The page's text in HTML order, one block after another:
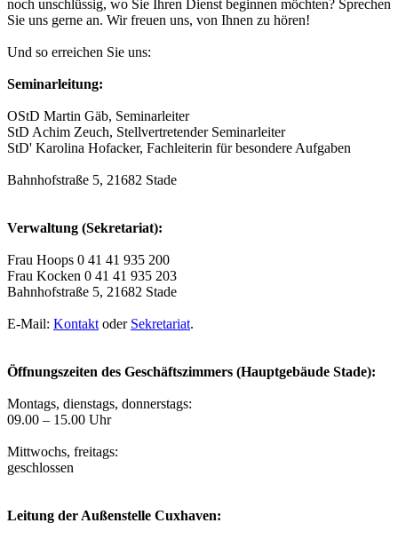
noch unschlüssig, wo Sie Ihren Dienst beginnen möchten? Sprechen
Sie uns gerne an. Wir freuen uns, von Ihnen zu hören!
Und so erreichen Sie uns:
Seminarleitung:
OStD Martin Gäb, Seminarleiter
StD Achim Zeuch, Stellvertretender Seminarleiter
StD' Karolina Hofacker, Fachleiterin für besondere Aufgaben
Bahnhofstraße 5, 21682 Stade
Verwaltung (Sekretariat):
Frau Hoops 0 41 41 935 200
Frau Kocken 0 41 41 935 203
Bahnhofstraße 5, 21682 Stade
E-Mail: Kontaktoder Sekretariat.
Öffnungszeiten des Geschäftszimmers (Hauptgebäude Stade):
Montags, dienstags, donnerstags:
09.00 – 15.00 Uhr
Mittwochs, freitags:
geschlossen
Leitung der Außenstelle Cuxhaven: